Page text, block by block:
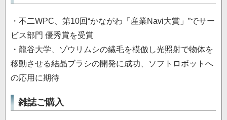
・不二WPC、第10回“かながわ「産業Navi大賞」”でサー
ビス部門 優秀賞を受賞
・龍谷大学、ゾウリムシの繊毛を模倣し光照射で物体を
移動させる結晶ブラシの開発に成功、ソフトロボットへ
の応用に期待
雑誌ご購入